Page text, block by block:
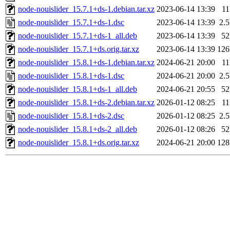
node-nouislider_15.7.1+ds-1.debian.tar.xz 2023-06-14 13:39
node-nouislider_15.7.1+ds-1.dsc
2023-06-14 13:39
node-nouislider_15.7.1+ds-1_all.deb
2023-06-14 13:39
node-nouislider_15.7.1+ds.orig.tar.xz
2023-06-14 13:39
node-nouislider_15.8.1+ds-1.debian.tar.xz 2024-06-21 20:00
node-nouislider_15.8.1+ds-1.dsc
2024-06-21 20:00
node-nouislider_15.8.1+ds-1_all.deb
2024-06-21 20:55
node-nouislider_15.8.1+ds-2.debian.tar.xz 2026-01-12 08:25
node-nouislider_15.8.1+ds-2.dsc
2026-01-12 08:25
node-nouislider_15.8.1+ds-2_all.deb
2026-01-12 08:26
node-nouislider_15.8.1+ds.orig.tar.xz
2024-06-21 20:00